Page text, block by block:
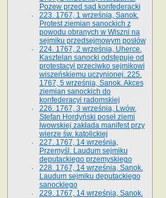
Pozew przed sąd konfederacki
223. 1767, 1 września, Sanok.
Protest ziemian sanockich z
powodu obranych w Wiszni na
sejmiku przedsejmo­wym posłów
224. 1767, 2 września, Uherce.
Kasztelan sanocki odstępuje od
protestacyi przeciwko sejmikowi
wiszeńskiemu uczynionej. 225.
1767, 5 września, Sanok. Akces
ziemian sanockich do
konfederacyi radomskiej
226. 1767, 3 września, Lwów.
Stefan Hordyński poseł ziemi
lwowskiej zakłada manifest przy
wierze św. ka­tolickiej
227. 1767, 14 września,
Przemyśl. Laudum sejmiku
deputackiego przemyskiego
228. 1767, 14 września, Sanok.
Laudum sejmiku deputackiego
sanockiego
229. 1767, 14 września, Sanok.